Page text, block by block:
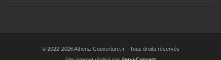
© 2022-2026 Athena-Couverture.fr - Tous droits réservés